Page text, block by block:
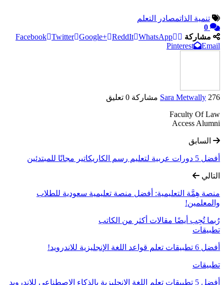
تنمية الذاتمصادر التعلم
0
مشاركة
Facebook Twitter Google+ ReddIt WhatsApp
Pinterest
Email
Sara Metwally 276 مشاركة
0 تعليق
Faculty Of Law
Access Alumni
السابق
أفضل 5 دورات عربية لتعليم رسم الكاريكاتير مجانًا للمبتدئين
التالي
منصة هِمَّة التعليمية: أفضل منصة تعليمية سعودية للطلاب
والمعلمين!
رُبما تُحِب أيضًا مقالات أكثر من الكاتب
تطبيقات
أفضل 6 تطبيقات تعلم قواعد اللغة الإنجليزية للاندرويد!
تطبيقات
أفضل 5 تطبيقات تعلم اللغة الإنجليزية بالذكاء الاصطناعي للاندرويد